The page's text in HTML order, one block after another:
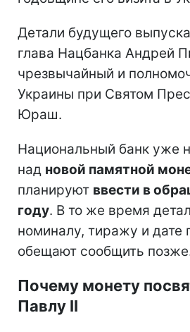
Детали будущего
глава Нацбанка Андрей
чрезвычайный и
Украины при Святом
Юраш.
Национальный банк уже
над новой памятной
планируют ввести в
году. В то же время
номиналу, тиражу и дате
обещают сообщить
Почему монету
Павлу II